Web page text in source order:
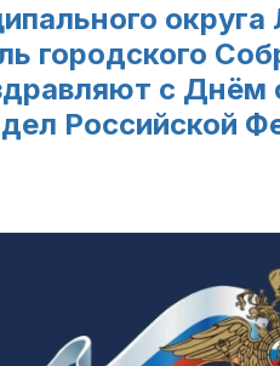
городского
с Днём
Российской